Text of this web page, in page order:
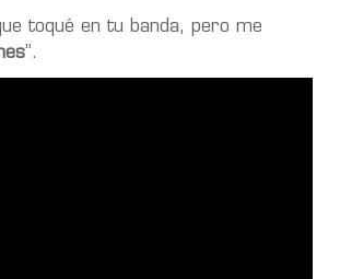
toqué en tu banda, pero me
”.